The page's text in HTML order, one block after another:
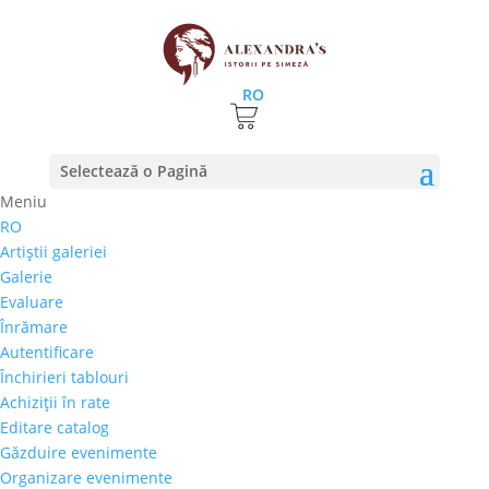
RO
Selectează o Pagină
Meniu
RO
Artiştii galeriei
Galerie
Evaluare
Înrămare
Autentificare
Închirieri tablouri
Achiziţii în rate
Editare catalog
Găzduire evenimente
Organizare evenimente
Cum a fost la ROCAT2: fanii lui Marius Vernescu
vs cititoarele Corinei Ozon
27 iulie 2017
Am mai incheiat o etapa din ROCAT, proiectul de
promovare a valorilor artistice romanesti. Fanii lui
Marius Vernescu, cel mai titrat pianist roman, s-au
intalnit cu cititoarele Corinei Ozon, scriitoarea aflata
la a sasea carte, intr-o intalnire „arbitrata”...